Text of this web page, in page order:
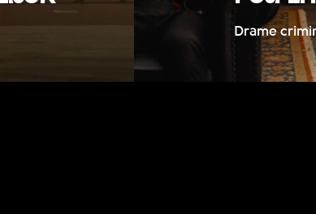
Drame criminel